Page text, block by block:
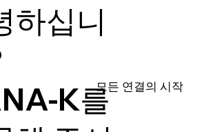
하십니
K를​모든 연결의 시작